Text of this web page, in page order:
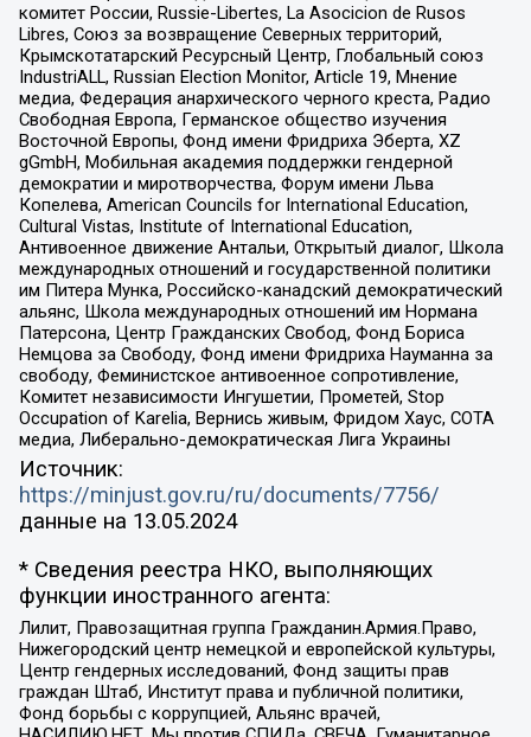
комитет России, Russie-Libertes, La Asocicion de Rusos
Libres, Союз за возвращение Северных территорий,
Крымскотатарский Ресурсный Центр, Глобальный союз
IndustriALL, Russian Election Monitor, Article 19, Мнение
медиа, Федерация анархического черного креста, Радио
Свободная Европа, Германское общество изучения
Восточной Европы, Фонд имени Фридриха Эберта, XZ
gGmbH, Мобильная академия поддержки гендерной
демократии и миротворчества, Форум имени Льва
Копелева, American Councils for International Education,
Cultural Vistas, Institute of International Education,
Антивоенное движение Антальи, Открытый диалог, Школа
международных отношений и государственной политики
им Питера Мунка, Российско-канадский демократический
альянс, Школа международных отношений им Нормана
Патерсона, Центр Гражданских Свобод, Фонд Бориса
Немцова за Свободу, Фонд имени Фридриха Науманна за
свободу, Феминистское антивоенное сопротивление,
Комитет независимости Ингушетии, Прометей, Stop
Occupation of Karelia, Вернись живым, Фридом Хаус, СОТА
медиа, Либерально-демократическая Лига Украины
Источник:
https://minjust.gov.ru/ru/documents/7756/
данные на 13.05.2024
* Сведения реестра НКО, выполняющих
функции иностранного агента:
Лилит, Правозащитная группа Гражданин.Армия.Право,
Нижегородский центр немецкой и европейской культуры,
Центр гендерных исследований, Фонд защиты прав
граждан Штаб, Институт права и публичной политики,
Фонд борьбы с коррупцией, Альянс врачей,